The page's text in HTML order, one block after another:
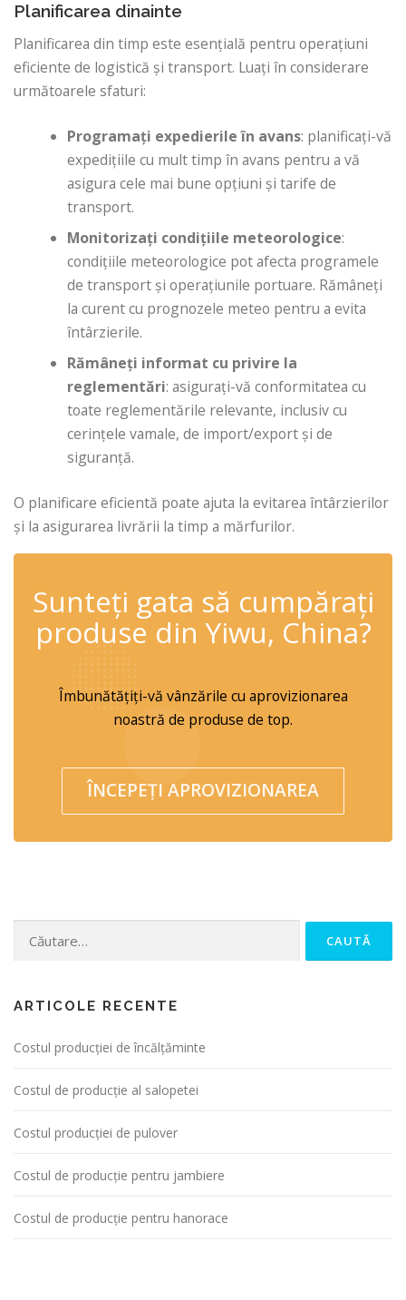
Planificarea dinainte
Planificarea din timp este esențială pentru operațiuni
eficiente de logistică și transport. Luați în considerare
următoarele sfaturi:
Programați expedierile în avans: planificați-vă
expedițiile cu mult timp în avans pentru a vă
asigura cele mai bune opțiuni și tarife de
transport.
Monitorizați condițiile meteorologice:
condițiile meteorologice pot afecta programele
de transport și operațiunile portuare. Rămâneți
la curent cu prognozele meteo pentru a evita
întârzierile.
Rămâneți informat cu privire la
reglementări: asigurați-vă conformitatea cu
toate reglementările relevante, inclusiv cu
cerințele vamale, de import/export și de
siguranță.
O planificare eficientă poate ajuta la evitarea întârzierilor
și la asigurarea livrării la timp a mărfurilor.
Sunteți gata să cumpărați
produse din Yiwu, China?
Îmbunătățiți-vă vânzările cu aprovizionarea
noastră de produse de top.
ÎNCEPEȚI APROVIZIONAREA
Caută după:
ARTICOLE RECENTE
Costul producției de încălțăminte
Costul de producție al salopetei
Costul producției de pulover
Costul de producție pentru jambiere
Costul de producție pentru hanorace